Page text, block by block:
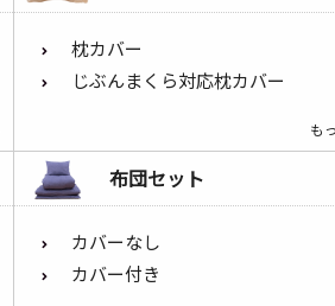
枕カバー
じぶんまくら対応枕カバー
も
布団セット
カバーなし
カバー付き